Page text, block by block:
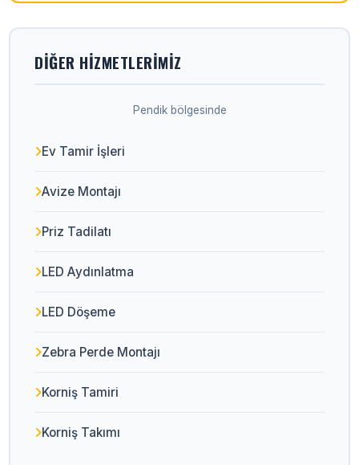
DIĞER HIZMETLERIMIZ
Pendik bölgesinde
Ev Tamir İşleri
Avize Montajı
Priz Tadilatı
LED Aydınlatma
LED Döşeme
Zebra Perde Montajı
Korniş Tamiri
Korniş Takımı